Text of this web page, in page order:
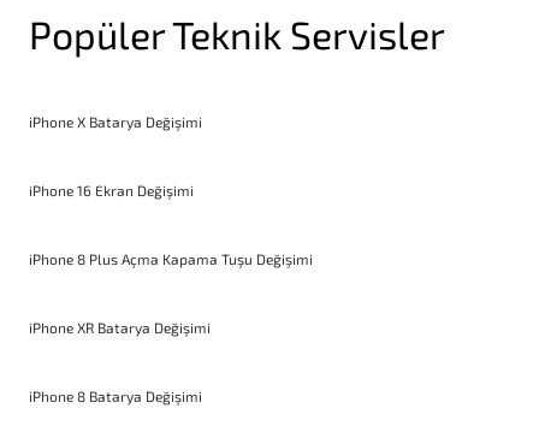
Popüler Teknik Servisler
iPhone X Batarya Değişimi
iPhone 16 Ekran Değişimi
iPhone 8 Plus Açma Kapama Tuşu Değişimi
iPhone XR Batarya Değişimi
iPhone 8 Batarya Değişimi